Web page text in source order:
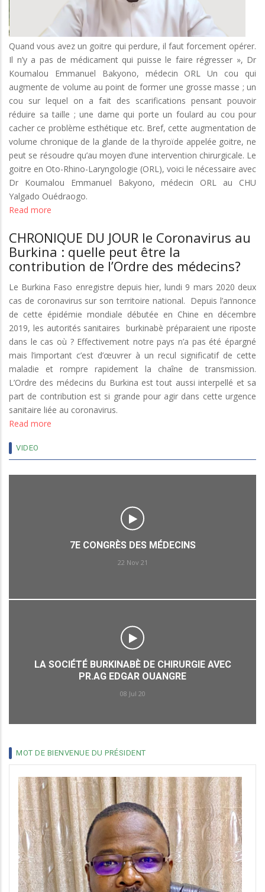
Quand vous avez un goitre qui perdure, il faut forcement opérer.
Il n’y a pas de médicament qui puisse le faire régresser », Dr
Koumalou Emmanuel Bakyono, médecin ORL Un cou qui
augmente de volume au point de former une grosse masse ; un
cou sur lequel on a fait des scarifications pensant pouvoir
réduire sa taille ; une dame qui porte un foulard au cou pour
cacher ce problème esthétique etc. Bref, cette augmentation de
volume chronique de la glande de la thyroïde appelée goitre, ne
peut se résoudre qu’au moyen d’une intervention chirurgicale. Le
goitre en Oto-Rhino-Laryngologie (ORL), voici le nécessaire avec
Dr Koumalou Emmanuel Bakyono, médecin ORL au CHU
Yalgado Ouédraogo.
Read more
GOITRE
avec
Dr
Emmanuel
BAKYONO
CHRONIQUE DU JOUR le Coronavirus au
Burkina : quelle peut être la
contribution de l’Ordre des médecins?
Le Burkina Faso enregistre depuis hier, lundi 9 mars 2020 deux
cas de coronavirus sur son territoire national. Depuis l’annonce
de cette épidémie mondiale débutée en Chine en décembre
2019, les autorités sanitaires burkinabè préparaient une riposte
dans le cas où ? Effectivement notre pays n’a pas été épargné
mais l’important c’est d’œuvrer à un recul significatif de cette
maladie et rompre rapidement la chaîne de transmission.
L’Ordre des médecins du Burkina est tout aussi interpellé et sa
part de contribution est si grande pour agir dans cette urgence
sanitaire liée au coronavirus.
Read more
le
quelle
contribution
VIDEO
7E CONGRÈS DES MÉDECINS
22 Nov 21
LA SOCIÉTÉ BURKINABÈ DE CHIRURGIE AVEC
PR.AG EDGAR OUANGRE
08 Jul 20
MOT DE BIENVENUE DU PRÉSIDENT